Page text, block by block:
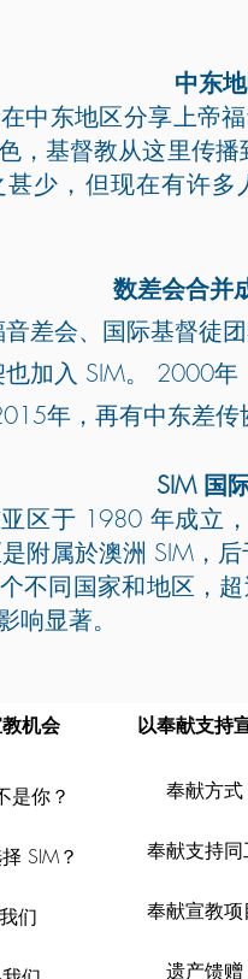
中东
中东地区分享上帝
，基督教从这里传
少，但现在有许
数差会合并
差会、国际基督徒
加入 SIM。 2000年
年，再有中东差传
SIM 国
区于 1980 年成立
附属於澳洲 SIM，
不同国家和地区，
响显著。
机会
是你？
SIM？
们
以奉献支持
奉献方式
奉献支持同
奉献宣教项
遗产馈赠